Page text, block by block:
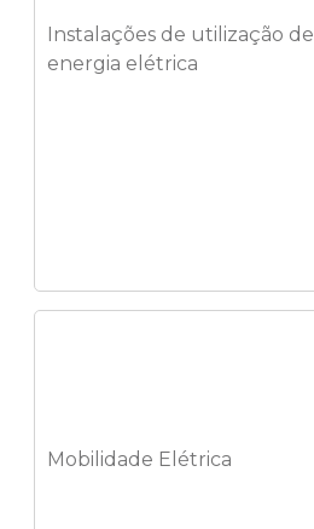
Instalações de utilização de
energia elétrica
Mobilidade Elétrica